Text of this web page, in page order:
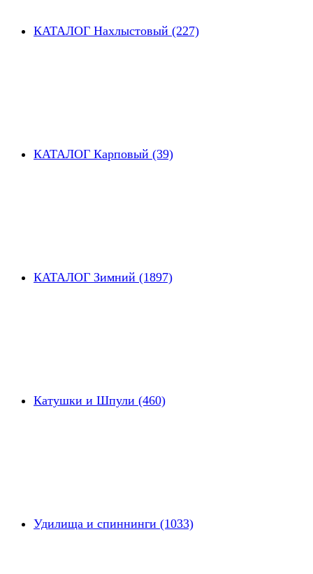
КАТАЛОГ Нахлыстовый (227)
КАТАЛОГ Карповый (39)
КАТАЛОГ Зимний (1897)
Катушки и Шпули (460)
Удилища и спиннинги (1033)